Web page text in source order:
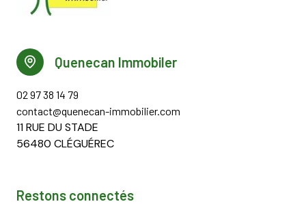
Quenecan Immobiler
02 97 38 14 79
contact@quenecan-immobilier.com
11 RUE DU STADE
56480 CLÉGUÉREC
Restons connectés